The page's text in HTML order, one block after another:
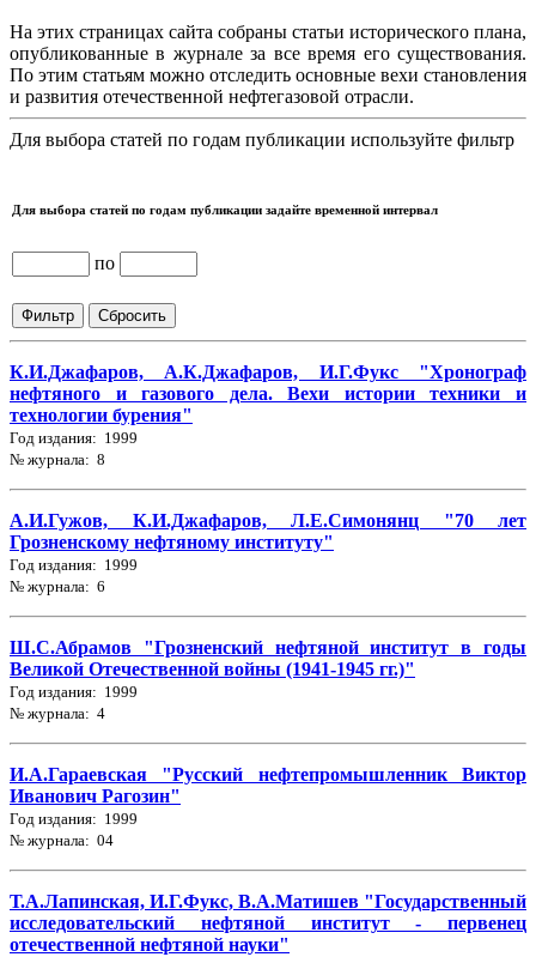
На этих страницах сайта собраны статьи исторического плана,
опубликованные в журнале за все время его существования.
По этим статьям можно отследить основные вехи становления
и развития отечественной нефтегазовой отрасли.
Для выбора статей по годам публикации используйте фильтр
Для выбора статей по годам публикации задайте временной интервал
по
К.И.Джафаров, А.К.Джафаров, И.Г.Фукс "Хронограф
нефтяного и газового дела. Вехи истории техники и
технологии бурения"
Год издания: 1999
№ журнала: 8
А.И.Гужов, К.И.Джафаров, Л.Е.Симонянц "70 лет
Грозненскому нефтяному институту"
Год издания: 1999
№ журнала: 6
Ш.С.Абрамов "Грозненский нефтяной институт в годы
Великой Отечественной войны (1941-1945 гг.)"
Год издания: 1999
№ журнала: 4
И.А.Гараевская "Русский нефтепромышленник Виктор
Иванович Рагозин"
Год издания: 1999
№ журнала: 04
Т.А.Лапинская, И.Г.Фукс, В.А.Матишев "Государственный
исследовательский нефтяной институт - первенец
отечественной нефтяной науки"